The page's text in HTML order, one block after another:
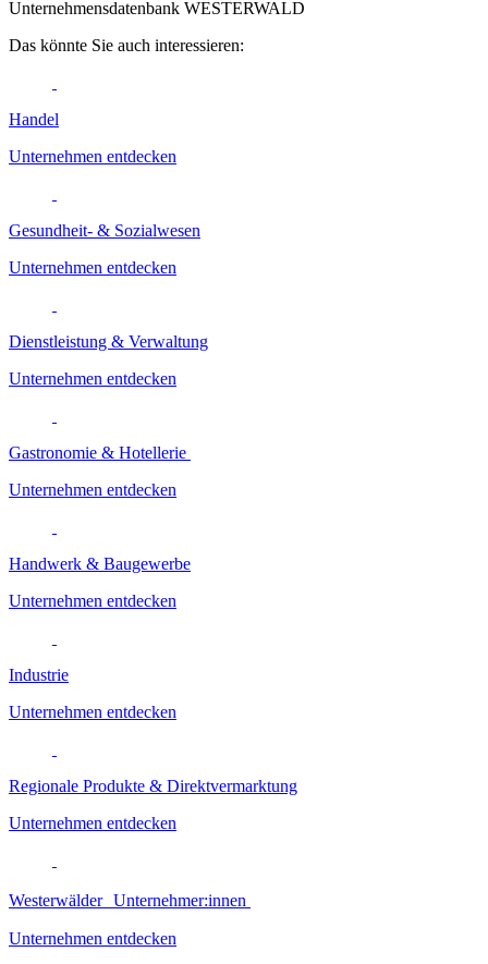
Unternehmensdatenbank WESTERWALD
Das könnte Sie auch interessieren:
Handel
Unternehmen entdecken
Gesundheit- & Sozialwesen
Unternehmen entdecken
Dienstleistung & Verwaltung
Unternehmen entdecken
Gastronomie & Hotellerie
Unternehmen entdecken
Handwerk & Baugewerbe
Unternehmen entdecken
Industrie
Unternehmen entdecken
Regionale Produkte & Direktvermarktung
Unternehmen entdecken
Westerwälder Unternehmer:innen
Unternehmen entdecken